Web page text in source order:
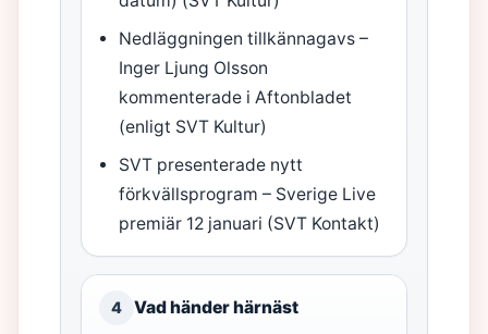
Nedläggningen tillkännagavs –
Inger Ljung Olsson
kommenterade i Aftonbladet
(enligt SVT Kultur)
SVT presenterade nytt
förkvällsprogram – Sverige Live
premiär 12 januari (SVT Kontakt)
4 Vad händer härnäst